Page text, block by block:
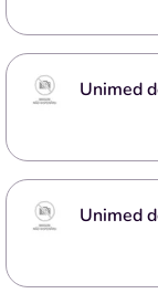
Unimed
Unimed